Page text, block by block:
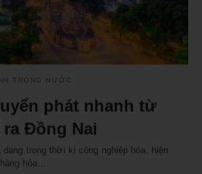
TRONG NƯỚC
phát nhanh từ
Đồng Nai
trong thời kì công nghiệp hóa, hiện
hóa…